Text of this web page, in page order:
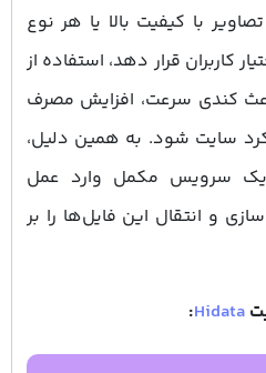
با کیفیت بالا یا هر نوع
کاربران قرار دهد، استفاده از
کندی سرعت، افزایش مصرف
سایت شود. به همین دلیل،
یک سرویس مکمل وارد عمل
و انتقال این فایل‌ها را بر
Hidata
: